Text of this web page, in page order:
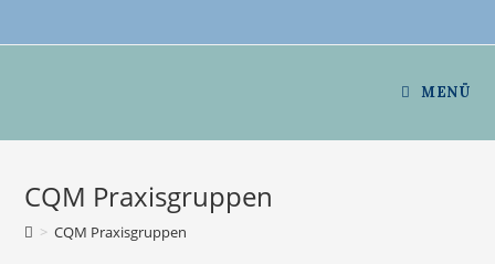
Inhalt
MENÜ
CQM Praxisgruppen
> CQM Praxisgruppen